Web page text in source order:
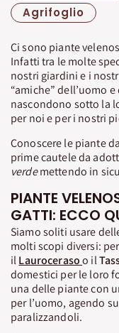
Agrifoglio
Ci sono piante
Infatti tra le molte
nostri giardini e i
“amiche” dell’uomo
nascondono sotto la
per noi e per i nostri
Conoscere le piante
prime cautele da
verdemettendo in
PIANTE
GATTI: ECCO
Siamo soliti usare
molti scopi diversi:
ilLaurocerasoo il
domestici per le loro
una delle piante con
per l’uomo, agendo
paralizzandoli.